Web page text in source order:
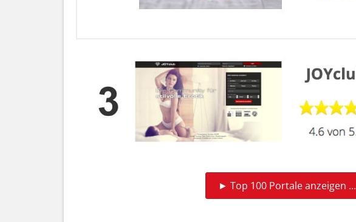
► Top 100 Portale anzeigen ...